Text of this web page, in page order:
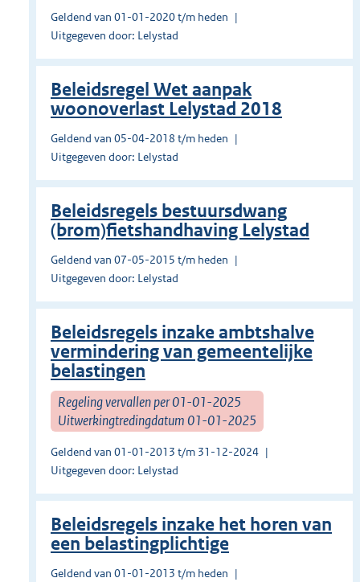
Geldend van 01-01-2020 t/m heden
Uitgegeven door: Lelystad
Beleidsregel Wet aanpak
woonoverlast Lelystad 2018
Geldend van 05-04-2018 t/m heden
Uitgegeven door: Lelystad
Beleidsregels bestuursdwang
(brom)fietshandhaving Lelystad
Geldend van 07-05-2015 t/m heden
Uitgegeven door: Lelystad
Beleidsregels inzake ambtshalve
vermindering van gemeentelijke
belastingen
Regeling vervallen per 01-01-2025
Uitwerkingtredingdatum 01-01-2025
Geldend van 01-01-2013 t/m 31-12-2024
Uitgegeven door: Lelystad
Beleidsregels inzake het horen van
een belastingplichtige
Geldend van 01-01-2013 t/m heden